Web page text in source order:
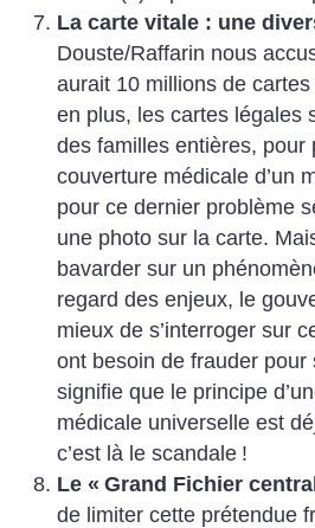
La carte vitale : une
Douste/Raffarin nous
aurait 10 millions de
en plus, les cartes légales
des familles entières, pour
couverture médicale d’un
pour ce dernier problème
une photo sur la carte.
bavarder sur un
regard des enjeux, le
mieux de s’interroger sur
ont besoin de frauder pour
signifie que le principe
médicale universelle est
c’est là le scandale !
Le « Grand Fichier
de limiter cette prétendue